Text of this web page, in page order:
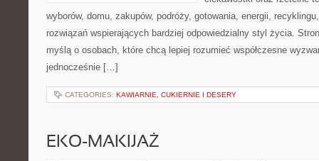
wyborów, domu, zakupów, podróży, gotowania, energii,
rozwiązań wspierających bardziej odpowiedzialny styl życia.
myślą o osobach, które chcą lepiej rozumieć współczesne
jednocześnie […]
CATEGORIES: KAWIARNIE, CUKIERNIE I DESERY
EKO-MAKIJAŻ